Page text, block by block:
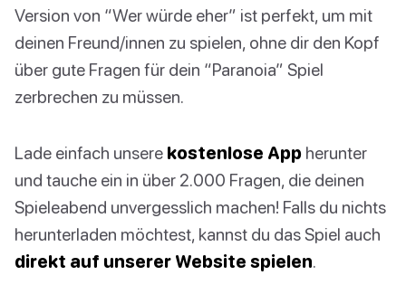
Version von “Wer würde eher” ist perfekt, um mit
deinen Freund/innen zu spielen, ohne dir den Kopf
über gute Fragen für dein “Paranoia” Spiel
zerbrechen zu müssen.
Lade einfach unsere kostenlose App herunter
und tauche ein in über 2.000 Fragen, die deinen
Spieleabend unvergesslich machen! Falls du nichts
herunterladen möchtest, kannst du das Spiel auch
direkt auf unserer Website spielen.